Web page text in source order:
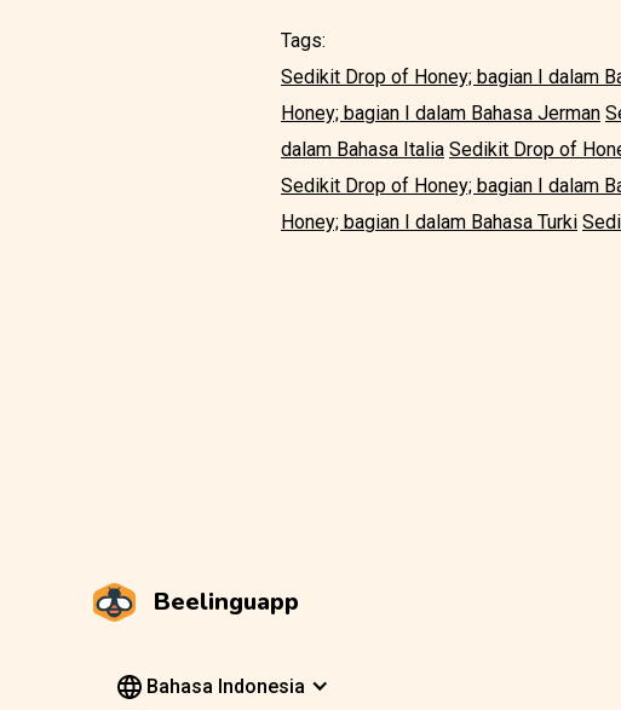
Tags:
Sedikit Drop of Honey; bagian I dalam
Honey; bagian I dalam Bahasa Jerman
dalam Bahasa Italia Sedikit Drop of
Sedikit Drop of Honey; bagian I dalam
Honey; bagian I dalam Bahasa Turki
Beelinguapp
Bahasa Indonesia